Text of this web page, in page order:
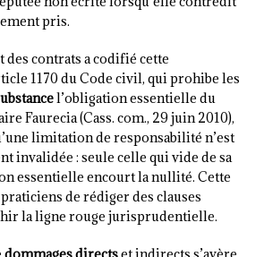
pris.
contrats a codifié cette
1170 du Code civil, qui prohibe les
l’obligation essentielle du
Faurecia (Cass. com., 29 juin 2010),
limitation de responsabilité n’est
invalidée : seule celle qui vide de sa
essentielle encourt la nullité. Cette
de rédiger des clauses
la ligne rouge jurisprudentielle.